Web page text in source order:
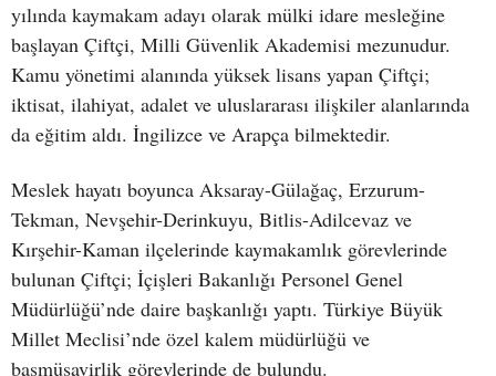
yılında kaymakam adayı olarak mülki idare mesleğine
başlayan Çiftçi, Milli Güvenlik Akademisi mezunudur.
Kamu yönetimi alanında yüksek lisans yapan Çiftçi;
iktisat, ilahiyat, adalet ve uluslararası ilişkiler alanlarında
da eğitim aldı. İngilizce ve Arapça bilmektedir.
Meslek hayatı boyunca Aksaray-Gülağaç, Erzurum-
Tekman, Nevşehir-Derinkuyu, Bitlis-Adilcevaz ve
Kırşehir-Kaman ilçelerinde kaymakamlık görevlerinde
bulunan Çiftçi; İçişleri Bakanlığı Personel Genel
Müdürlüğü’nde daire başkanlığı yaptı. Türkiye Büyük
Millet Meclisi’nde özel kalem müdürlüğü ve
başmüşavirlik görevlerinde de bulundu.